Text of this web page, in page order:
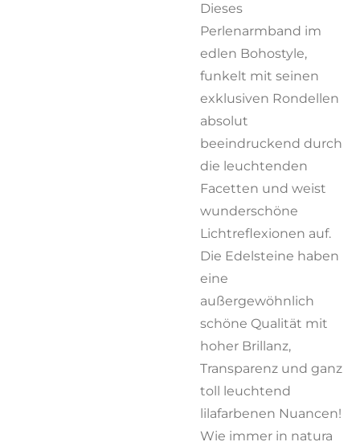
Dieses
Perlenarmband im
edlen Bohostyle,
funkelt mit seinen
exklusiven Rondellen
absolut
beeindruckend durch
die leuchtenden
Facetten und weist
wunderschöne
Lichtreflexionen auf.
Die Edelsteine haben
eine
außergewöhnlich
schöne Qualität mit
hoher Brillanz,
Transparenz und ganz
toll leuchtend
lilafarbenen Nuancen!
Wie immer in natura